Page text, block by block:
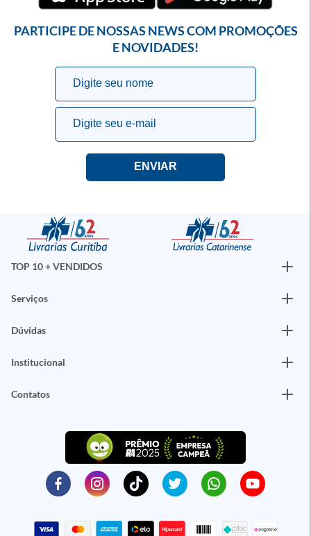
PARTICIPE DE NOSSAS NEWS COM PROMOÇÕES
E NOVIDADES!
TOP 10 + VENDIDOS
Serviços
Dúvidas
Institucional
Contatos